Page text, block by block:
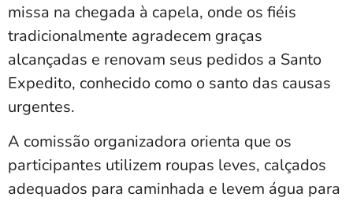
missa na chegada à capela, onde os fiéis
tradicionalmente agradecem graças
alcançadas e renovam seus pedidos a Santo
Expedito, conhecido como o santo das causas
urgentes.
A comissão organizadora orienta que os
participantes utilizem roupas leves, calçados
adequados para caminhada e levem água para